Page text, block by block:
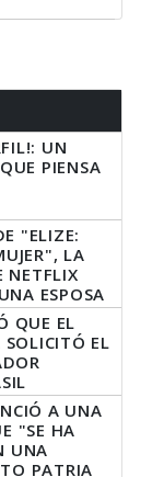
UN
PIENSA
"ELIZE:
LA
NETFLIX
ESPOSA
SU
QUE EL
EL
A UNA
"SE HA
UNA
PATRIA